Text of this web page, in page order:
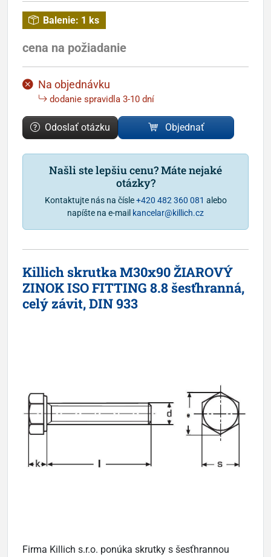
Balenie: 1 ks
cena na požiadanie
Na objednávku
dodanie spravidla 3-10 dní
Odoslať otázku Objednať
Našli ste lepšiu cenu? Máte nejaké
otázky?
Kontaktujte nás na čísle+420 482 360 081 alebo
napíšte na e-mail kancelar@killich.cz
Killich skrutka M30x90 ŽIAROVÝ
ZINOK ISO FITTING 8.8 šesťhranná,
celý závit, DIN 933
Firma Killich s.r.o. ponúka skrutky s šesťhrannou